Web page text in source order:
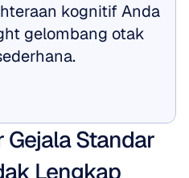
kognitif Anda
gelombang otak
Standar
Lengkap